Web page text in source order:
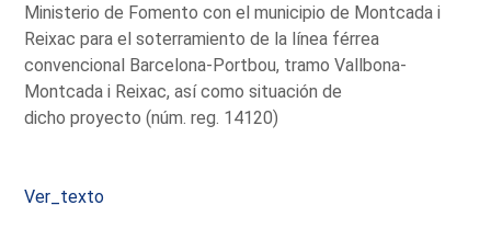
Ministerio de Fomento con el municipio de Montcada i
Reixac para el soterramiento de la línea férrea
convencional Barcelona-Portbou, tramo Vallbona-
Montcada i Reixac, así como situación de
dicho proyecto (núm. reg. 14120)
Ver_texto